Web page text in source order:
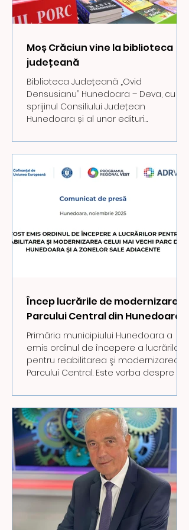
Moș Crăciun vine la biblioteca
județeană
Biblioteca Județeană „Ovid
Densusianu” Hunedoara – Deva, cu
sprijinul Consiliului Județean
Hunedoara și al unor edituri
acest sfârșit de an surprize frumoase
pentru cei mai tineri prieteni ai săi. An
de an, Moș Crăciun a fost darnic cu
micii noștri cititori atunci când au
trecut pragul bibliotecii și ne-am
bucurat de fiecare dată că am putut
să le facem o surpriză plăcută.
Crăciunul rămâne sărbătoarea iubirii,
a încrederii, a solidarit
Încep lucrările de modernizare a
Parcului Central din Hunedoara
Primăria municipiului Hunedoara a
emis ordinul de începere a lucrărilor
pentru reabilitarea şi modernizarea
Parcului Central. Este vorba despre cel
oraş, amenajat între 1951 şi 1953.
Proiectul, care vizează şi zonele
adiacente de pe laturile sudică şi
nordică, are o valoare totală de
aproximativ 5,8 milioane de euro şi
este finanţat prin Programul Regional
Vest 2021 – 2027. Cu ajutorul acestei
finanţări, Parcul Central îşi va schimba
c